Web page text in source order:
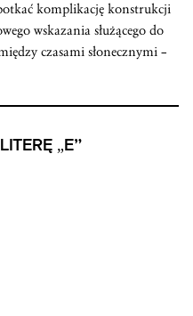
komplikację konstrukcji
wskazania służącego do
czasami słonecznymi –
„E”